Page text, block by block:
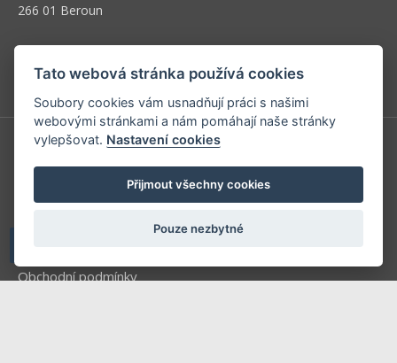
266 01 Beroun
Telefon: +420 604 763 835
E-mail:predplatne@vpress.cz
Redakce
Obchodní podmínky
Tato webová stránka používá cookies
Soubory cookies vám usnadňují práci s našimi
webovými stránkami a nám pomáhají naše stránky
vylepšovat. Nastavení cookies
Přijmout všechny cookies
Pouze nezbytné